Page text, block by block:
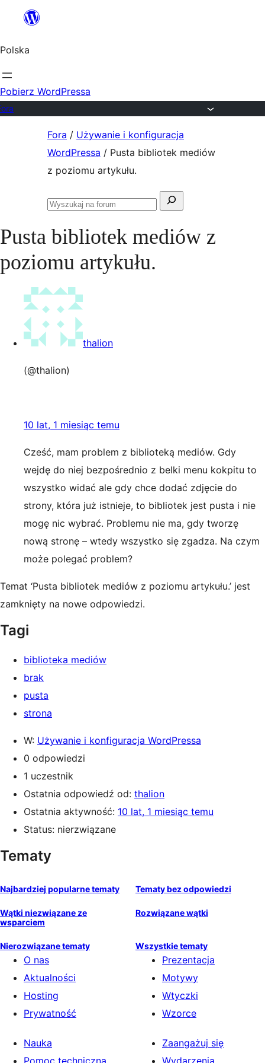
Przejdź
treści
Polska
Pobierz WordPressa
Fora / Używanie i konfiguracja
WordPressa / Pusta bibliotek mediów
z poziomu artykułu.
Szukaj:
Przeszukaj
Pusta bibliotek mediów z
poziomu artykułu.
thalion
(@thalion)
10 lat, 1 miesiąc temu
Cześć, mam problem z biblioteką mediów. Gdy
wejdę do niej bezpośrednio z belki menu kokpitu to
wszystko widać ale gdy chce dodać zdjęcie do
strony, która już istnieje, to bibliotek jest pusta i nie
mogę nic wybrać. Problemu nie ma, gdy tworzę
nową stronę – wtedy wszystko się zgadza. Na czym
może polegać problem?
Temat ‘Pusta bibliotek mediów z poziomu artykułu.’ jest
zamknięty na nowe odpowiedzi.
Tagi
biblioteka mediów
brak
pusta
strona
W: Używanie i konfiguracja WordPressa
0 odpowiedzi
1 uczestnik
Ostatnia odpowiedź od: thalion
Ostatnia aktywność: 10 lat, 1 miesiąc temu
Status: nierzwiązane
Tematy
Najbardziej popularne tematy Tematy bez odpowiedzi
Wątki niezwiązane ze
wsparciem
Rozwiązane wątki
Nierozwiązane tematy Wszystkie tematy
O nas
Aktualności
Hosting
Prywatność
Prezentacja
Motywy
Wtyczki
Wzorce
Nauka
Pomoc techniczna
Zaangażuj się
Wydarzenia